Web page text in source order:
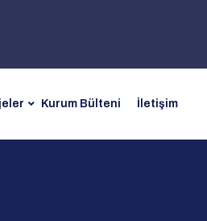
Kurum Bülteni İletişim